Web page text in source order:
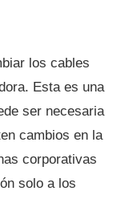
los cables
Esta es una
ser necesaria
cambios en la
corporativas
solo a los